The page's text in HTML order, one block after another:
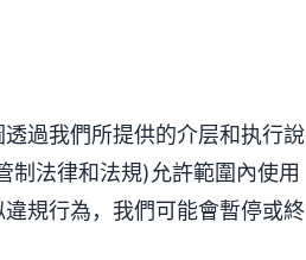
過我們所提供的介层和执行說
制法律和法規)允許範圍內使用
規行為，我們可能會暫停或終